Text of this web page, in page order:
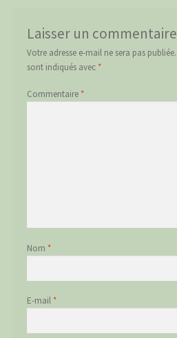
Laisser un commentaire
Votre adresse e-mail ne sera pas publiée.
sont indiqués avec *
Commentaire *
Nom *
E-mail *